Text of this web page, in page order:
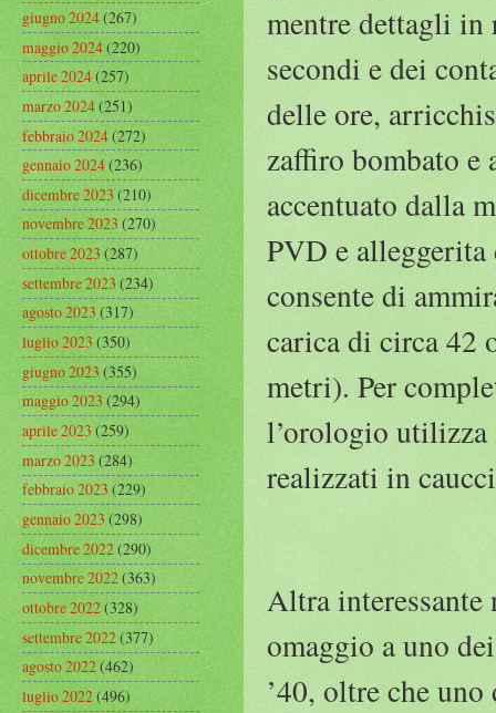
mentre dettagli
secondi e dei
delle ore,
zaffiro bombato
accentuato dalla
PVD e
consente di
carica di circa 42
metri). Per
l’orologio
realizzati in
Altra interessante
omaggio a uno
’40, oltre che
giugno 2024(267)
maggio 2024(220)
aprile 2024(257)
marzo 2024(251)
febbraio 2024(272)
gennaio 2024(236)
dicembre 2023(210)
novembre 2023(270)
ottobre 2023(287)
settembre 2023(234)
agosto 2023(317)
luglio 2023(350)
giugno 2023(355)
maggio 2023(294)
aprile 2023(259)
marzo 2023(284)
febbraio 2023(229)
gennaio 2023(298)
dicembre 2022(290)
novembre 2022(363)
ottobre 2022(328)
settembre 2022(377)
agosto 2022(462)
luglio 2022(496)